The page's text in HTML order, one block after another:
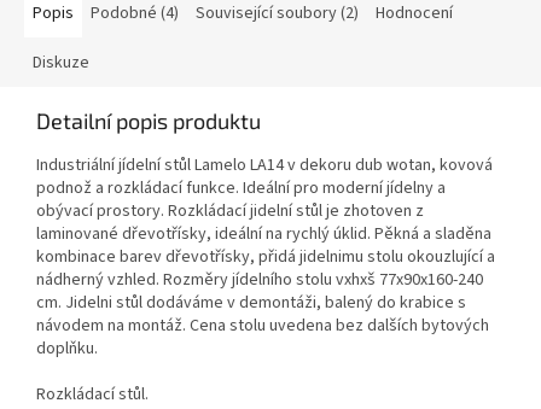
Popis Podobné (4) Související soubory (2) Hodnocení
Diskuze
Detailní popis produktu
Industriální jídelní stůl Lamelo LA14 v dekoru dub wotan, kovová
podnož a rozkládací funkce. Ideální pro moderní jídelny a
obývací prostory. Rozkládací jidelní stůl je zhotoven z
laminované dřevotřísky, ideální na rychlý úklid. Pěkná a sladěna
kombinace barev dřevotřísky, přidá jidelnimu stolu okouzlující a
nádherný vzhled. Rozměry jídelního stolu vxhxš 77x90x160-240
cm. Jidelni stůl dodáváme v demontáži, balený do krabice s
návodem na montáž. Cena stolu uvedena bez dalších bytových
doplňku.
Rozkládací stůl.